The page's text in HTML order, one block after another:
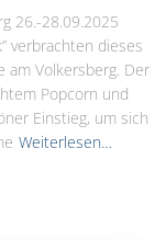
26.-28.09.2025
verbrachten dieses
am Volkersberg. Der
Popcorn und
Einstieg, um sich
Weiterlesen…